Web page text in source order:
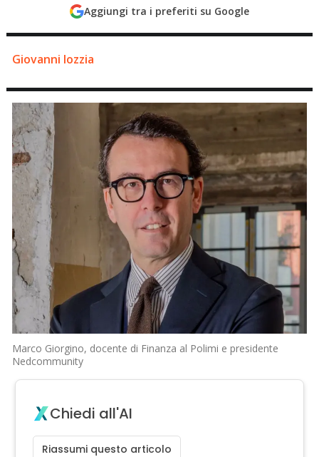
Aggiungi tra i preferiti su Google
Giovanni Iozzia
Marco Giorgino, docente di Finanza al Polimi e presidente
Nedcommunity
Chiedi all'AI
Riassumi questo articolo